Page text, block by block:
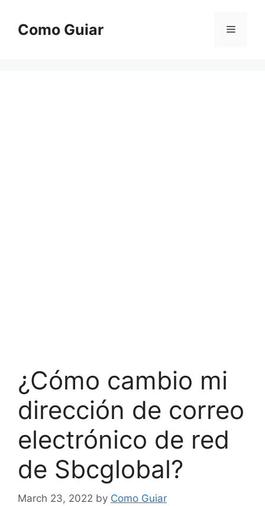
contentComo Guiar Menu
¿Cómo cambio mi
dirección de correo
electrónico de red
de Sbcglobal?
March 23, 2022 by Como Guiar